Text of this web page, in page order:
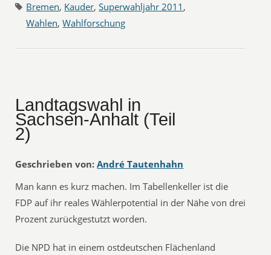
Bremen, Kauder,Superwahljahr 2011 ,
Wahlen,Wahlforschung
Landtagswahl in
Sachsen-Anhalt (Teil
2)
Geschrieben von: André Tautenhahn
Man kann es kurz machen. Im Tabellenkeller ist die
FDP auf ihr reales Wählerpotential in der Nähe von drei
Prozent zurückgestutzt worden.
Die NPD hat in einem ostdeutschen Flächenland